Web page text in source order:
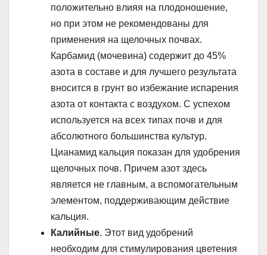
положительно влияя на плодоношение,
но при этом не рекомендованы для
применения на щелочных почвах.
Карбамид (мочевина) содержит до 45%
азота в составе и для лучшего результата
вносится в грунт во избежание испарения
азота от контакта с воздухом. С успехом
используется на всех типах почв и для
абсолютного большинства культур.
Цианамид кальция показан для удобрения
щелочных почв. Причем азот здесь
является не главным, а вспомогательным
элементом, поддерживающим действие
кальция.
Калийные. Этот вид удобрений
необходим для стимулирования цветения